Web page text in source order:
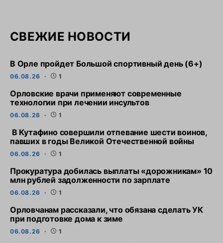
СВЕЖИЕ НОВОСТИ
В Орле пройдет Большой спортивный день (6+)
06.08.26 1
Орловские врачи применяют современные
технологии при лечении инсультов
06.08.26 1
В Кутафино совершили отпевание шести воинов,
павших в годы Великой Отечественной войны
06.08.26 1
Прокуратура добилась выплаты «дорожникам» 10
млн рублей задолженности по зарплате
06.08.26 1
Орловчанам рассказали, что обязана сделать УК
при подготовке дома к зиме
06.08.26 1